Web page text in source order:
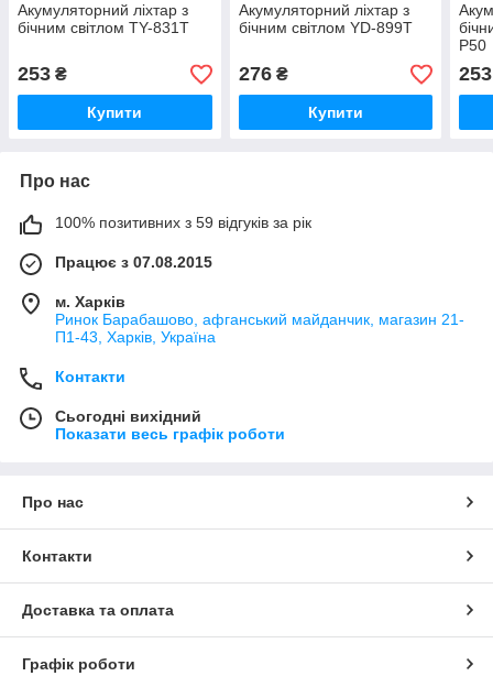
Акумуляторний ліхтар з
бічним світлом TY-831T
253 ₴
Купити
Акумуляторний ліхтар з
бічним світлом YD-899T
276₴
Купити
P50
253
Про нас
100% позитивних з 59 відгуків за рік
Працює з 07.08.2015
м. Харків
Ринок Барабашово, афганський майданчик, магазин 21-
П1-43, Харків, Україна
Контакти
Сьогодні вихідний
Показати весь графік роботи
Про нас
Контакти
Доставка та оплата
Графік роботи